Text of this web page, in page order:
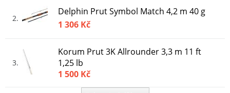
2
Delphin Prut Symbol Match 4,2 m 40 g
1 306 Kč
3
Korum Prut 3K Allrounder 3,3 m 11 ft
1,25 lb
1 500 Kč